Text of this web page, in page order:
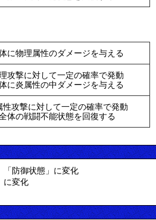
に物理属性のダメージを与える
攻撃に対して一定の確率で発動
に炎属性の中ダメージを与える
性攻撃に対して一定の確率で発動
体の戦闘不能状態を回復する
「防御状態」に変化
に変化